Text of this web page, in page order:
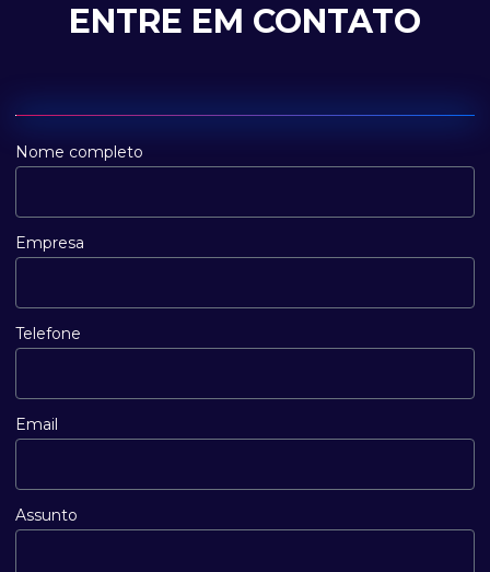
ENTRE EM CONTATO
Nome completo
Empresa
Telefone
Email
Assunto